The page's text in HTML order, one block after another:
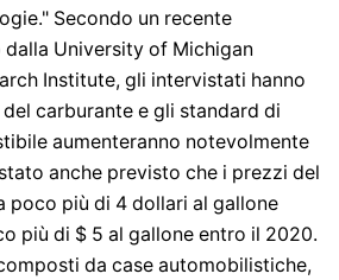
Secondo un recente
University of Michigan
Institute, gli intervistati hanno
carburante e gli standard di
aumenteranno notevolmente
anche previsto che i prezzi del
poco più di 4 dollari al gallone
più di $ 5 al gallone entro il 2020.
da case automobilistiche,